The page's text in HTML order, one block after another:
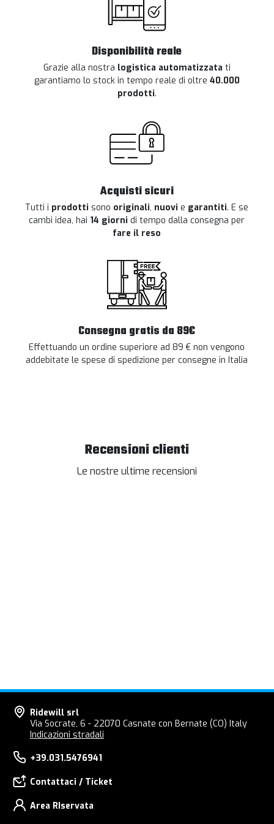
Disponibilità reale
Grazie alla nostra logistica automatizzata ti
garantiamo lo stock in tempo reale di oltre 40.000
prodotti.
Acquisti sicuri
Tutti i prodotti sono originali, nuovi e garantiti. E se
cambi idea, hai 14 giorni di tempo dalla consegna per
fare il reso
Consegna gratis da 89€
Effettuando un ordine superiore ad 89 € non vengono
addebitate le spese di spedizione per consegne in Italia
Recensioni clienti
Le nostre ultime recensioni
Ridewill srl
Via Socrate, 6 - 22070 Casnate con Bernate (CO) Italy
Indicazioni stradali
+39.031.5476941
Contattaci / Ticket
Area RIservata